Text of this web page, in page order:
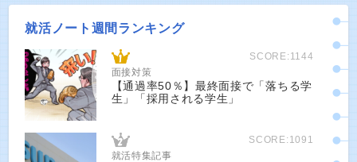
就活ノート週間ランキング
SCORE:1144
面接対策
【通過率50％】最終面接で「落ちる学
生」「採用される学生」
SCORE:1091
就活特集記事